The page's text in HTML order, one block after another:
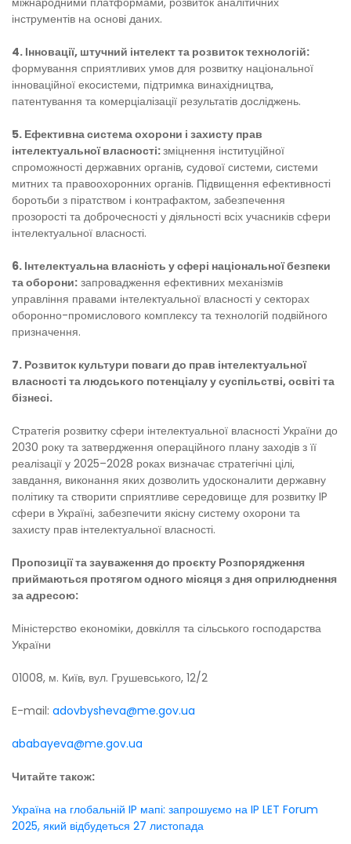
інструментів на основі даних.
4. Інновації, штучний інтелект та розвиток технологій:
формування сприятливих умов для розвитку національної
інноваційної екосистеми, підтримка винахідництва,
патентування та комерціалізації результатів досліджень.
5. Ефективна система охорони і захисту прав
інтелектуальної власності:зміцнення інституційної
спроможності державних органів, судової системи, системи
митних та правоохоронних органів. Підвищення ефективності
боротьби з піратством і контрафактом, забезпечення
прозорості та доброчесності у діяльності всіх учасників сфери
інтелектуальної власності.
6. Інтелектуальна власність у сфері національної безпеки
та оборони: запровадження ефективних механізмів
управління правами інтелектуальної власності у секторах
оборонно-промислового комплексу та технологій подвійного
призначення.
7. Розвиток культури поваги до прав інтелектуальної
власності та людського потенціалу у суспільстві, освіті та
бізнесі.
Стратегія розвитку сфери інтелектуальної власності України до
2030 року та затвердження операційного плану заходів з її
реалізації у 2025–2028 роках визначає стратегічні цілі,
завдання, виконання яких дозволить удосконалити державну
політику та створити сприятливе середовище для розвитку IP
сфери в Україні, забезпечити якісну систему охорони та
захисту прав інтелектуальної власності.
Пропозиції та зауваження до проєкту Розпорядження
приймаються протягом одного місяця з дня оприлюднення
за адресою:
Міністерство економіки, довкілля та сільського господарства
України
01008, м. Київ, вул. Грушевського, 12/2
E-mail: adovbysheva@me.gov.ua
ababayeva@me.gov.ua
Читайте також:
Україна на глобальній IP мапі: запрошуємо на IP LET Forum
2025, який відбудеться 27 листопада